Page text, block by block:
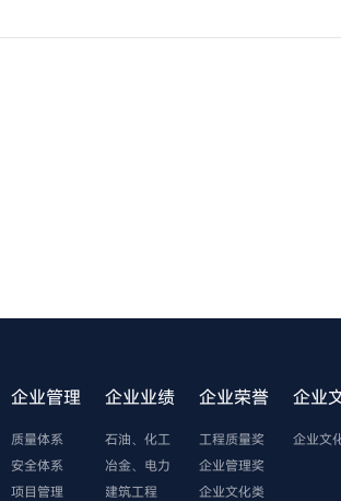
企业管理
质量体系
安全体系
项目管理
企业业绩
石油、化工
冶金、电力
建筑工程
企业荣誉
工程质量奖
企业管理奖
企业文化类
企业
企业文